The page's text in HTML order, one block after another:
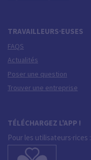
TRAVAILLEURS·EUSES
FAQS
Actualités
Poser une question
Trouver une entreprise
TÉLÉCHARGEZ L'APP !
Pour les utilisateurs·rices :